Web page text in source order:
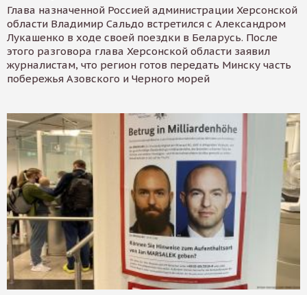
Глава назначенной Россией администрации Херсонской
области Владимир Сальдо встретился с Александром
Лукашенко в ходе своей поездки в Беларусь. После
этого разговора глава Херсонской области заявил
журналистам, что регион готов передать Минску часть
побережья Азовского и Черного морей